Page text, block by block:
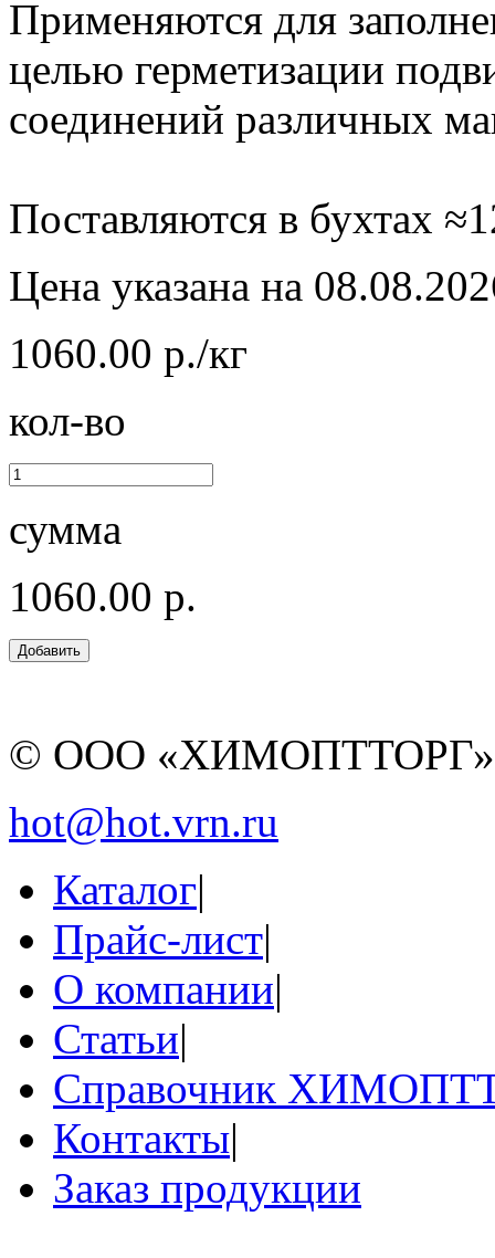
Применяются для
целью герметизации
соединений различных
Поставляются в бухтах
Цена указана на
1060.00 р./кг
кол-во
сумма
1060.00 р.
© ООО
hot@hot.vrn.ru
Каталог|
Прайс-лист|
О компании|
Статьи|
Справочник
Контакты|
Заказ продукции